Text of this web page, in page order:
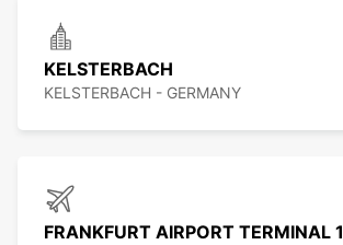
KELSTERBACH
KELSTERBACH - GERMANY
FRANKFURT AIRPORT TERMINAL 1